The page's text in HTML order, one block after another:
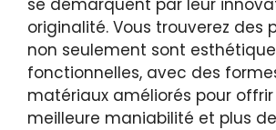
se démarquent par leur
originalité. Vous trouverez des
non seulement sont
fonctionnelles, avec des
matériaux améliorés pour
meilleure maniabilité et plus